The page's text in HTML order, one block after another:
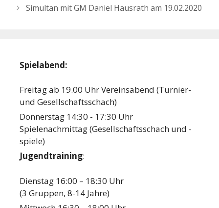
Simultan mit GM Daniel Hausrath am 19.02.2020
Spielabend:
Freitag ab 19.00 Uhr Vereinsabend (Turnier-
und Gesellschaftsschach)
Donnerstag 14:30 - 17:30 Uhr
Spielenachmittag (Gesellschaftsschach und -
spiele)
Jugendtraining:
Dienstag 16:00 – 18:30 Uhr
(3 Gruppen, 8-14 Jahre)